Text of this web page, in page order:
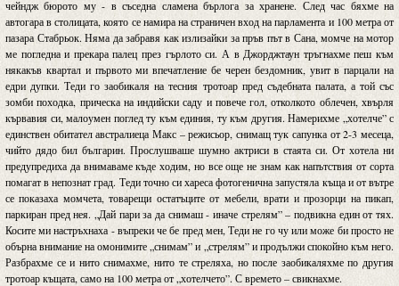
чейндж бюрото му - в съседна сламена бърлога за хранене. След час бяхме на
автогара в столицата, която се намира на страничен вход на парламента и 100 метра от
пазара Стабрьок. Няма да забравя как излизайки за пръв път в Сана, момче на мотор
ме погледна и прекара палец през гърлото си. А в Джорджтаун тръгнахме пеш към
някакъв квартал и първото ми впечатление бе черен бездомник, увит в парцали на
едри дупки. Теди го заобикаля на тесния тротоар пред съдебната палата, а той със
зомби походка, прическа на индийски саду и повече гол, отколкото облечен, хвърля
кървавия си, малоумен поглед ту към единия, ту към другия. Намерихме „хотелче” с
единствен обитател австралиеца Макс – режисьор, снимащ тук сапунка от 2-3 месеца,
чийто дядо бил българин. Прослушваше шумно актриси в стаята си. От хотела ни
предупредиха да внимаваме къде ходим, но все още не знам как напътствия от сорта
помагат в непознат град. Теди точно си хареса фотогенична запустяла къща и от вътре
се показаха момчета, товарещи остатъците от мебели, врати и прозорци на пикап,
паркиран пред нея. „Дай пари за да снимаш - иначе стрелям” – подвикна един от тях.
Косите ми настръхнаха - въпреки че бе пред мен, Теди не го чу или може би просто не
обърна внимание на омонимите „снимам” и „стрелям” и продължи спокойно към него.
Разбрахме се и нито снимахме, нито те стреляха, но после заобикаляхме по другия
тротоар къщата, само на 100 метра от „хотелчето”. С времето – свикнахме.